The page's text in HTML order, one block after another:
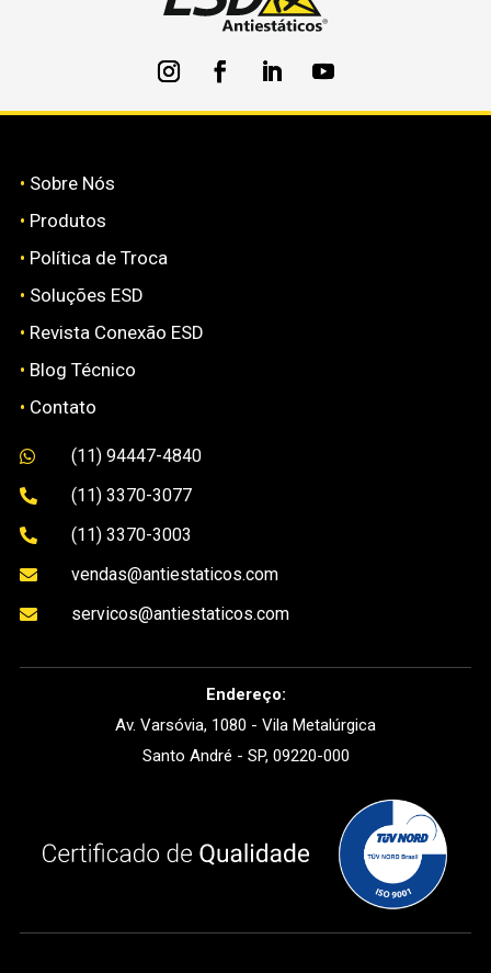
• Sobre Nós
• Produtos
• Política de Troca
• Soluções ESD
• Revista Conexão ESD
• Blog Técnico
• Contato
 (11) 94447-4840
 (11) 3370-3077
 (11) 3370-3003
 vendas@antiestaticos.com
 servicos@antiestaticos.com
Endereço:
Av. Varsóvia, 1080 - Vila Metalúrgica
Santo André - SP, 09220-000